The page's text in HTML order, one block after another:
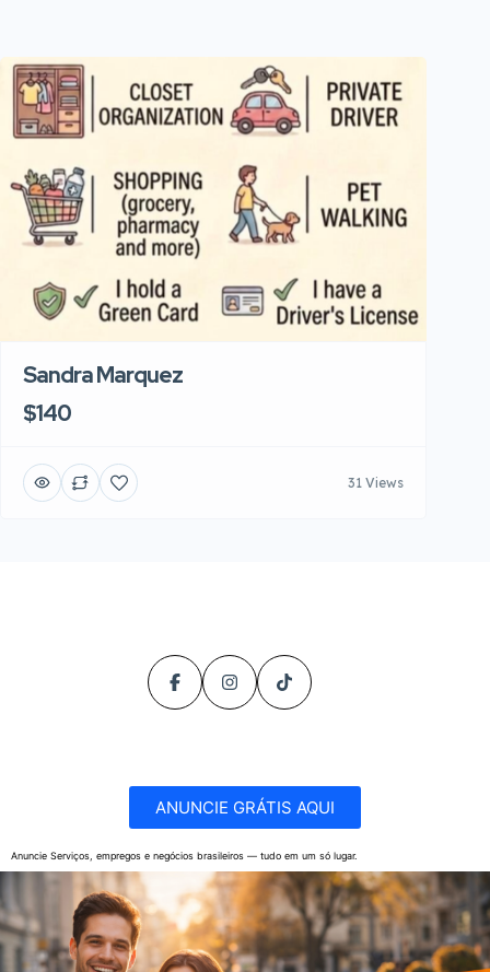
Sandra Marquez
$140
31 Views
ANUNCIE GRÁTIS AQUI
Anuncie Serviços, empregos e negócios brasileiros — tudo em um só lugar.